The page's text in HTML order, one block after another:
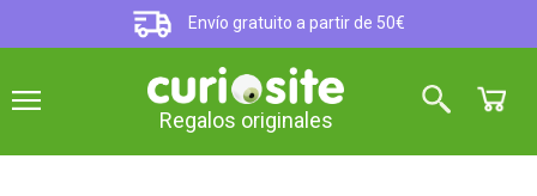
Envío gratuito a partir de 50€
Regalos originales